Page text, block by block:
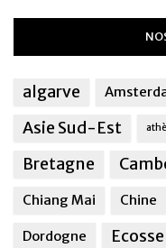
algarve
Asie Sud-Est
Bretagne
Chiang Mai Chine
Dordogne Ecosse